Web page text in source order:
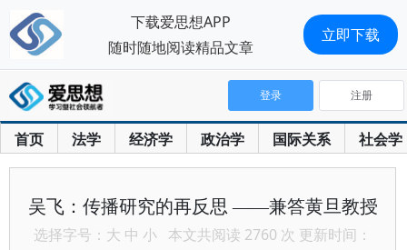
首页 法学 经济学 政治学 国际关系 社会学
登录 注册
吴飞：传播研究的再反思 ——兼答黄旦教授
选择字号： 大 中 小 本文共阅读 2760 次 更新时间：
下载爱思想APP
随时随地阅读精品文章
立即下载